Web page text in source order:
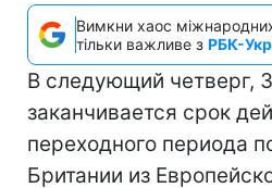
Вимкни хаос
тільки важливе з РБК-
В следующий четверг,
заканчивается срок
переходного периода
Британии из